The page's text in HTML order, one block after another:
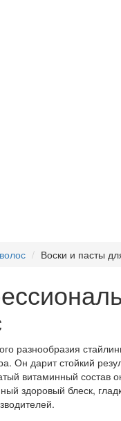
Воски и пасты
разнообразия
Он дарит стойкий
витаминный состав
здоровый блеск,